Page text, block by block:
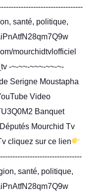
santé, politique,
mourchidtvlofficiel
-~-~~-~~~-~~-~-
Serigne Moustapha
Video
Banquet
Mourchid Tv
cliquez sur ce lien
santé, politique,